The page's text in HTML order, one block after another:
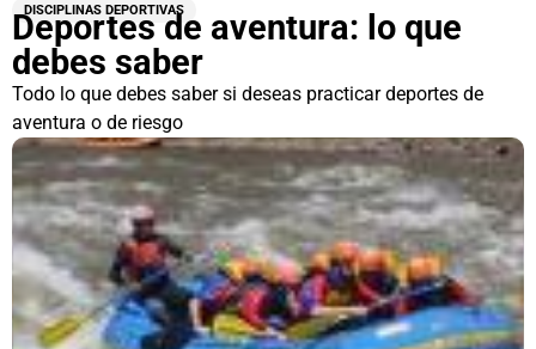
DISCIPLINAS DEPORTIVAS
Deportes de aventura: lo que
debes saber
Todo lo que debes saber si deseas practicar deportes de
aventura o de riesgo